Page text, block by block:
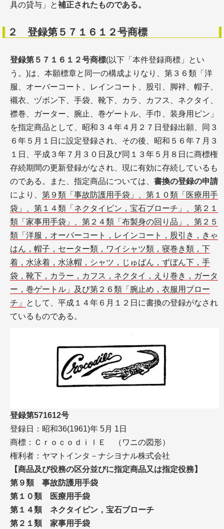
具の貸与」と補正されたものである。
２ 登録第５７１６１２号商標
登録第５７１６１２号商標(以下「本件登録商標」とい
う。)は、本願標章と同一の構成よりなり、第３６類「洋
服、オーバーコート、レインコート、股引、脚袢、帽子、
襯衣、ヅボン下、手袋、靴下、カラ、カフス、ネクタイ、
襟巻、ガーター、腕止、巻ゲートル、手巾、装身用ピン」
を指定商品として、昭和３４年４月２７日登録出願、同３
６年５月１日に設定登録され、その後、昭和５６年７月３
１日、平成３年７月３０日及び同１３年５月８日に商標権
存続期間の更新登録がなされ、現に有効に存続しているも
のである。また、指定商品については、 書換の登録の申請
により、 第９類「事故防護用手袋」、第１０類「医療用手
袋」、第１４類「ネクタイピン，宝石ブローチ」、第２１
類「家事用手袋」、第２４類「布製身の回り品」、第２５
類「洋服，オーバーコート，レインコート，股引き，きゃ
はん，帽子，セーター類，ワイシャツ類，寝巻き類，下
着，水泳着，水泳帽，シャツ，じゅばん，ずぼん下，手
袋，靴下，カラー，カフス，ネクタイ，えり巻き，ガータ
ー，巻ゲートル」及び第２６類「腕止め，衣服用ブロー
チ」
として、平成１４年６月１２日に書換の登録がなされ
ているものである。
登録第571612号
登録日：昭和36(1961)年 5月 1日
商標：ＣｒｏｃｏｄｉｌＥ （ワニの図形）
権利者：ヤマトインタ－ナシヨナル株式会社
【商品及び役務の区分並びに指定商品又は指定役務】
第９類 事故防護用手袋
第１０類 医療用手袋
第１４類 ネクタイピン，宝石ブローチ
第２１類 家事用手袋